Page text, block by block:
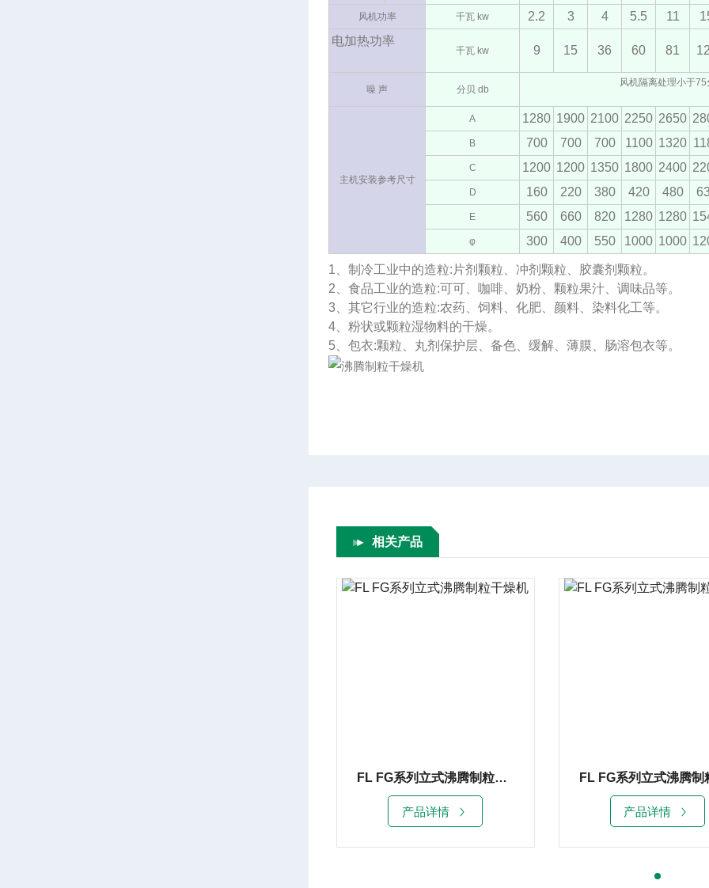
风机功率 千瓦 kw 2.2 3 4 5.5 11
电加热功率
千瓦 kw 9 15 36 60 81
噪 声 分贝 db
风机隔离处理小于75
主机安装参考尺寸
A 1280 1900 2100 2250 2650
B 700 700 700 1100 1320
C 1200 1200 1350 1800 2400
D 160 220 380 420 480
E 560 660 820 1280 1280
φ 300 400 550 1000 1000
1、制冷工业中的造粒:片剂颗粒、冲剂颗粒、胶囊剂颗粒。
2、食品工业的造粒:可可、咖啡、奶粉、颗粒果汁、调味品等。
3、其它行业的造粒:农药、饲料、化肥、颜料、染料化工等。
4、粉状或颗粒湿物料的干燥。
5、包衣:颗粒、丸剂保护层、备色、缓解、薄膜、肠溶包衣等。
相关产品
FL FG系列立式沸腾制粒干燥机
产品详情 产品详情